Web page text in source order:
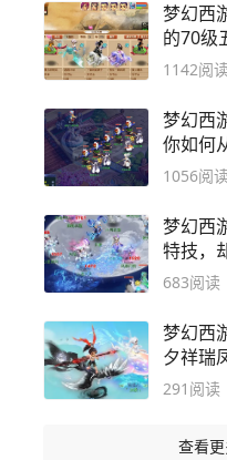
梦幻西
的70级
敢相信！
1142阅
梦幻西
你如何
1056阅
梦幻西
特技，
683阅读
梦幻西
夕祥瑞
别纠结？
291 阅读
查看